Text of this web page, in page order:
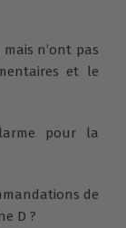
n’ont pas
et le
pour la
de
D ?